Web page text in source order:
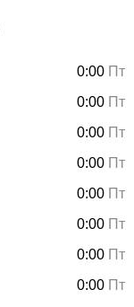
0:00 Пт
0:00 Пт
0:00 Пт
0:00 Пт
0:00 Пт
0:00 Пт
0:00 Пт
0:00 Пт